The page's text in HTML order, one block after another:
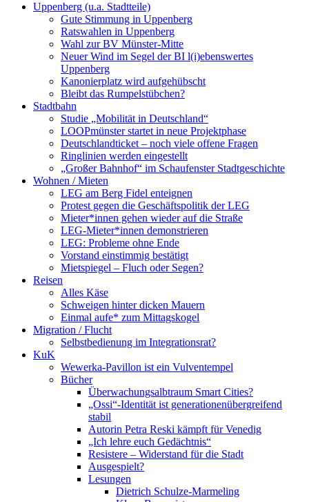
Uppenberg (u.a. Stadtteile)
Gute Stimmung in Uppenberg
Ratswahlen in Uppenberg
Wahl zur BV Münster-Mitte
Neuer Wind im Segel der BI l(i)ebenswertes
Uppenberg
Kanonierplatz wird aufgehübscht
Bleibt das Rumpelstübchen?
Stadtbahn
Studie „Mobilität in Deutschland“
LOOPmünster startet in neue Projektphase
Deutschlandticket – noch viele offene Fragen
Ringlinien werden eingestellt
„Großer Bahnhof“ im Schaufenster Stadtgeschichte
Wohnen / Mieten
LEG am Berg Fidel enteignen
Protest gegen die Geschäftspolitik der LEG
Mieter*innen gehen wieder auf die Straße
LEG-Mieter*innen demonstrieren
LEG: Probleme ohne Ende
Vorstand einstimmig bestätigt
Mietspiegel – Fluch oder Segen?
Reisen
Alles Käse
Schweigen hinter dicken Mauern
Einmal aufe* zum Mittagskogel
Migration / Flucht
Selbstbedienung im Integrationsrat?
KuK
Wewerka-Pavillon ist ein Vulventempel
Bücher
Überwachungsalbtraum Smart Cities?
„Ossi“-Identität ist generationenübergreifend
stabil
Autorin Petra Reski kämpft für Venedig
„Ich lehre euch Gedächtnis“
Resistere – Widerstand für die Stadt
Ausgespielt?
Lesungen
Dietrich Schulze-Marmeling